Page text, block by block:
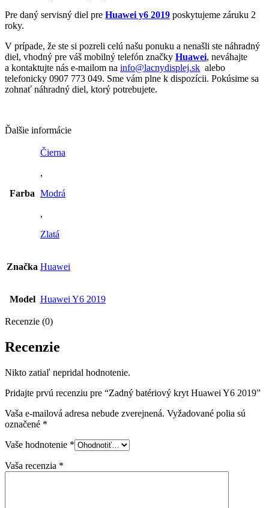
Pre daný servisný diel pre Huawei y6 2019 poskytujeme záruku 2
roky.
V prípade, že ste si pozreli celú našu ponuku a nenašli ste náhradný
diel, vhodný pre váš mobilný telefón značky Huawei, neváhajte
a kontaktujte nás e-mailom na info@lacnydisplej.sk alebo
telefonicky 0907 773 049. Sme vám plne k dispozícii. Pokúsime sa
zohnať náhradný diel, ktorý potrebujete.
Ďalšie informácie
Farba
Čierna
,
Modrá
,
Zlatá
Značka Huawei
Model Huawei Y6 2019
Recenzie (0)
Recenzie
Nikto zatiaľ nepridal hodnotenie.
Pridajte prvú recenziu pre “Zadný batériový kryt Huawei Y6 2019”
Vaša e-mailová adresa nebude zverejnená. Vyžadované polia sú
označené *
Vaše hodnotenie *
Vaša recenzia *